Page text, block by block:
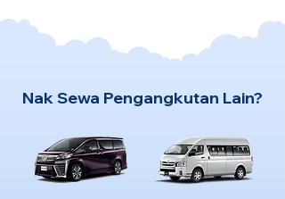
Nak Sewa Pengangkutan Lain?